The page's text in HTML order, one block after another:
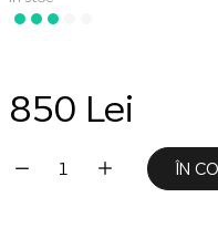
850 Lei
ÎN